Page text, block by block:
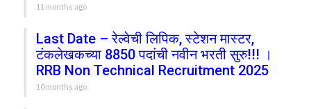
11 months ago
Last Date – रेल्वेची लिपिक, स्टेशन मास्टर,
टंकलेखकच्या 8850 पदांची नवीन भरती सुरु!!! ।
RRB Non Technical Recruitment 2025
10 months ago